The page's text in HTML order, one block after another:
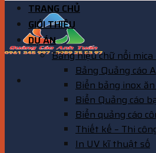
TRANG CHỦ
GIỚI THIỆU
DỰ ÁN
Bảng hiệu chữ nổi mica
Bảng Quảng cáo
Biển bảng inox
Biển Quảng cáo
Biển quảng cáo
Thiết kế – Thi
In UV kĩ thuật số